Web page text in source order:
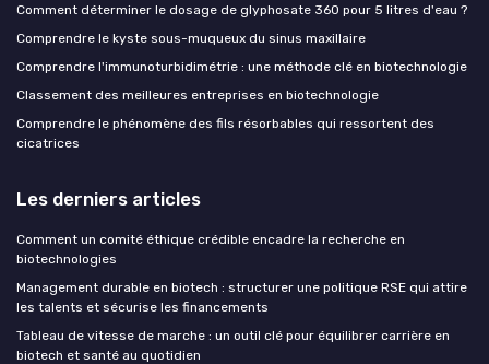
Comment déterminer le dosage de glyphosate 360 pour 5 litres d'eau ?
Comprendre le kyste sous-muqueux du sinus maxillaire
Comprendre l'immunoturbidimétrie : une méthode clé en biotechnologie
Classement des meilleures entreprises en biotechnologie
Comprendre le phénomène des fils résorbables qui ressortent des
cicatrices
Les derniers articles
Comment un comité éthique crédible encadre la recherche en
biotechnologies
Management durable en biotech : structurer une politique RSE qui attire
les talents et sécurise les financements
Tableau de vitesse de marche : un outil clé pour équilibrer carrière en
biotech et santé au quotidien